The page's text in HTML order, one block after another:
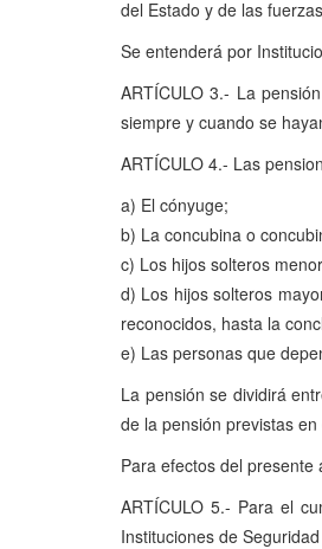
del Estado y de las
Se entenderá por
ARTÍCULO 3.- La
siempre y cuando se
ARTÍCULO 4.- Las
a) El cónyuge;
b) La concubina o
c) Los hijos solteros
d) Los hijos solteros
reconocidos, hasta la
e) Las personas que
La pensión se dividirá
de la pensión previstas
Para efectos del
ARTÍCULO 5.- Para el
Instituciones de